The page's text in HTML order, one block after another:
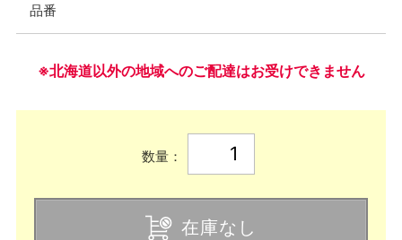
品番
※北海道以外の地域へのご配達はお受けできません
数量：
在庫なし